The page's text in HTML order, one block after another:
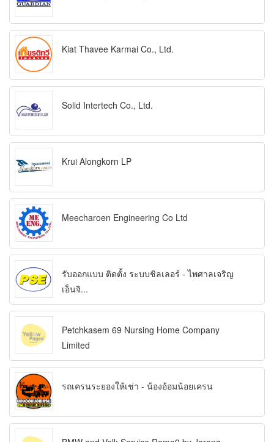
Kiat Thavee Karmai Co., Ltd.
Solid Intertech Co., Ltd.
Krui Alongkorn LP
Meecharoen Engineering Co Ltd
รับออกแบบ ติดตั้ง ระบบชิลเลอร์ - ไพศาลเจริญ
เอ็นจิ...
Petchkasem 69 Nursing Home Company
Limited
รถเครนระยองให้เช่า - น้องอ้อมน้อยเครน